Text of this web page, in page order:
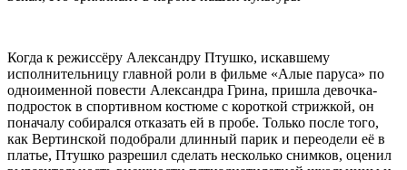
Когда к режиссёру Александру Птушко, искавшему
исполнительницу главной роли в фильме «Алые паруса» по
одноименной повести Александра Грина, пришла девочка-
подросток в спортивном костюме с короткой стрижкой, он
поначалу собирался отказать ей в пробе. Только после того,
как Вертинской подобрали длинный парик и переодели её в
платье, Птушко разрешил сделать несколько снимков, оценил